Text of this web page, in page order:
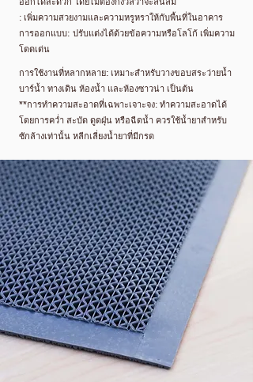
: เพิ่มความสวยงามและความหรูหราให้กับพื้นที่ในอาคาร
การออกแบบ: ปรับแต่งได้ด้วยข้อความหรือโลโก้ เพิ่มความ
โดดเด่น
การใช้งานที่หลากหลาย: เหมาะสำหรับวางขอบสระว่ายน้ำ
บาร์น้ำ ทางเดิน ห้องน้ำ และห้องซาวน่า เป็นต้น
**การทำความสะอาดที่เฉพาะเจาะจง: ทำความสะอาดได้
โดยการคว่ำ สะบัด ดูดฝุ่น หรือฉีดน้ำ ควรใช้น้ำยาสำหรับ
ซักล้างเท่านั้น หลีกเลี่ยงน้ำยาที่มีกรด